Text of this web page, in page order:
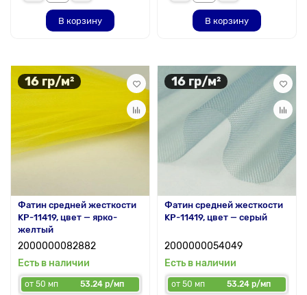
В корзину В корзину
16 гр/м²
Фатин средней жесткости
KP-11419, цвет — ярко-
желтый
2000000082882
Есть в наличии
от 50 мп 53.24 р/мп
16 гр/м²
Фатин средней жесткости
KP-11419, цвет — серый
2000000054049
Есть в наличии
от 50 мп 53.24 р/мп